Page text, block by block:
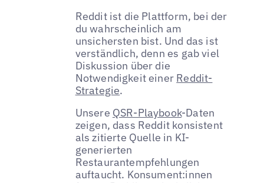
Reddit ist die Plattform, bei der
du wahrscheinlich am
unsichersten bist. Und das ist
verständlich, denn es gab viel
Diskussion über die
Notwendigkeit einer Reddit-
Strategie.
Unsere QSR-Playbook-Daten
zeigen, dass Reddit konsistent
als zitierte Quelle in KI-
generierten
Restaurantempfehlungen
auftaucht. Konsument:innen